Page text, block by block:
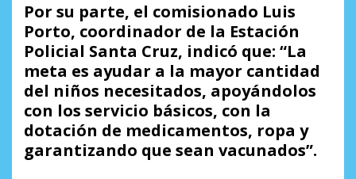
Por su parte, el comisionado Luis
Porto, coordinador de la Estación
Policial Santa Cruz, indicó que: “La
meta es ayudar a la mayor cantidad
del niños necesitados, apoyándolos
con los servicio básicos, con la
dotación de medicamentos, ropa y
garantizando que sean vacunados”.